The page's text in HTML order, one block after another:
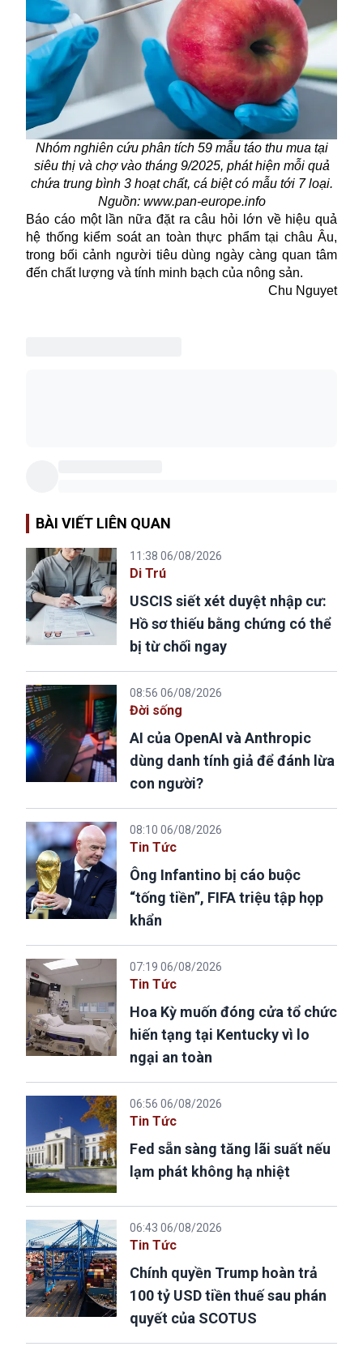
Nhóm nghiên cứu phân tích 59 mẫu táo thu mua tại
siêu thị và chợ vào tháng 9/2025, phát hiện mỗi quả
chứa trung bình 3 hoạt chất, cá biệt có mẫu tới 7 loại.
Nguồn: www.pan-europe.info
Báo cáo một lần nữa đặt ra câu hỏi lớn về hiệu quả
hệ thống kiểm soát an toàn thực phẩm tại châu Âu,
trong bối cảnh người tiêu dùng ngày càng quan tâm
đến chất lượng và tính minh bạch của nông sản.
Chu Nguyet
BÀI VIẾT LIÊN QUAN
11:38 06/08/2026
Di Trú
USCIS siết xét duyệt nhập cư:
Hồ sơ thiếu bằng chứng có thể
bị từ chối ngay
08:56 06/08/2026
Đời sống
AI của OpenAI và Anthropic
dùng danh tính giả để đánh lừa
con người?
08:10 06/08/2026
Tin Tức
Ông Infantino bị cáo buộc
“tống tiền”, FIFA triệu tập họp
khẩn
07:19 06/08/2026
Tin Tức
Hoa Kỳ muốn đóng cửa tổ chức
hiến tạng tại Kentucky vì lo
ngại an toàn
06:56 06/08/2026
Tin Tức
Fed sẵn sàng tăng lãi suất nếu
lạm phát không hạ nhiệt
06:43 06/08/2026
Tin Tức
Chính quyền Trump hoàn trả
100 tỷ USD tiền thuế sau phán
quyết của SCOTUS